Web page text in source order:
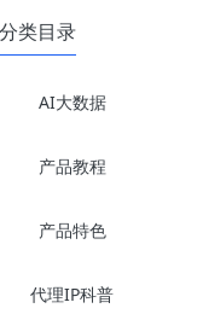
分类目录
AI大数据
产品教程
产品特色
代理IP科普